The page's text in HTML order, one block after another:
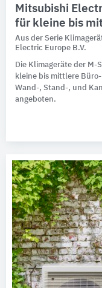
Mitsubishi
für kleine bis
Aus der Serie
Electric Europe B.V.
Die Klimageräte der M-
kleine bis mittlere
Wand-, Stand-, und
angeboten.